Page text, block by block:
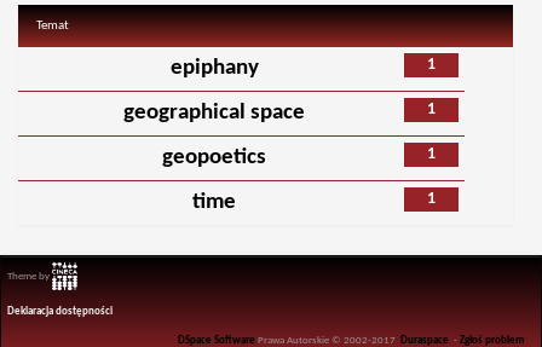
Temat
1
epiphany
1
geographical space
1
geopoetics
1
time
Theme by
Deklaracja dostępności
DSpace Software Prawa Autorskie © 2002-2017 Duraspace -Zgłoś problem